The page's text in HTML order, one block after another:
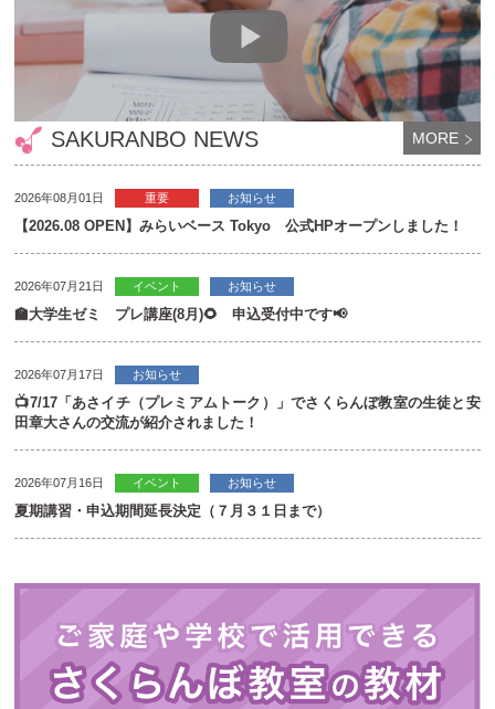
SAKURANBO NEWS MORE
2026年08月01日 重要 お知らせ
【2026.08 OPEN】みらいベース Tokyo 公式HPオープンしました！
2026年07月21日 イベント お知らせ
🏫大学生ゼミ プレ講座(8月)🌻 申込受付中です📢
2026年07月17日 お知らせ
📺7/17「あさイチ（プレミアムトーク）」でさくらんぼ教室の生徒と安
田章大さんの交流が紹介されました！
2026年07月16日 イベント お知らせ
夏期講習・申込期間延長決定（７月３１日まで）